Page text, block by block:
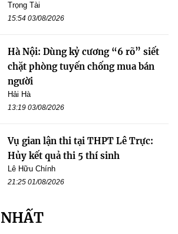
Trọng Tài
15:54 03/08/2026
Hà Nội: Dùng kỷ cương “6 rõ” siết
chặt phòng tuyến chống mua bán
người
Hải Hà
13:19 03/08/2026
Vụ gian lận thi tại THPT Lê Trực:
Hủy kết quả thi 5 thí sinh
Lê Hữu Chính
21:25 01/08/2026